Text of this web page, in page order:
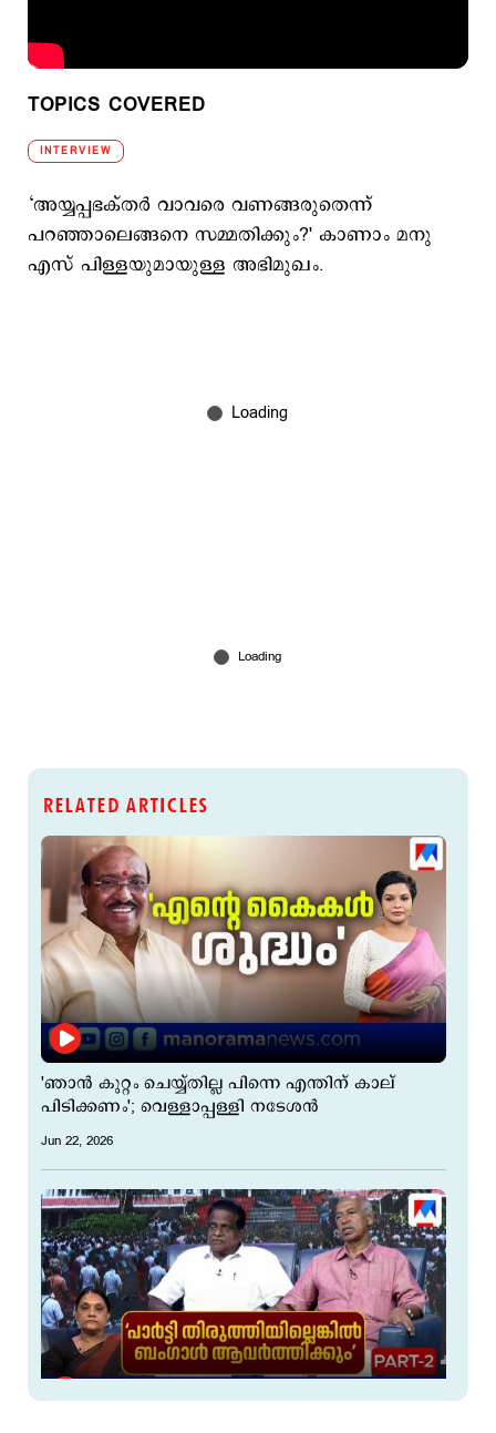
TOPICS COVERED
INTERVIEW
‘അയ്യപ്പഭക്തര്‍ വാവരെ വണങ്ങരുതെന്ന്
പറഞ്ഞാലെങ്ങനെ സമ്മതിക്കും?' കാണാം മനു
എസ് പിള്ളയുമായുള്ള അഭിമുഖം.
RELATED ARTICLES
'ഞാന്‍ കുറ്റം ചെയ്യ്തില്ല പിന്നെ എന്തിന് കാല്
പിടിക്കണം'; വെള്ളാപ്പള്ളി നടേശന്‍
Jun 22, 2026